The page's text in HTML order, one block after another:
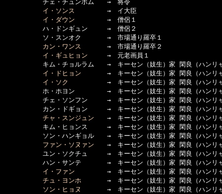
チェ・チュンボム　　→　将令
イ・ソンス →　イ大臣
イ・ダウン →　僧侶１
ハ・ドンギュン　　　→　僧侶２
ソ・スンオク　　　　→　市場通り羅卒１
カン・ワンス →　市場通り羅卒２
イ・ギュヒョン →　元老画員１
キム・チョルラム　　→　キーセン（妓生）家 閑良（ハンリャ
イ・ドヒョン →　キーセン（妓生）家 閑良（ハンリャ
イ・ソク
→　キーセン（妓生）家 閑良（ハンリャ
ホ・ホヨン　　　　　→　キーセン（妓生）家 閑良（ハンリャ
チェ・ソンフン　　　→　キーセン（妓生）家 閑良（ハンリャ
カン・ドギョン　　　→　キーセン（妓生）家 閑良（ハンリャ
チャ・スンジュン →　キーセン（妓生）家 閑良（ハンリ
キム・ヒョンス　　　→　キーセン（妓生）家 閑良（ハンリャ
ソン・ハンギョル　　→　キーセン（妓生）家 閑良（ハンリャ
ファン・ソヌァン →　キーセン（妓生）家 閑良（ハンリ
ユン・ソクチュ　　　→　キーセン（妓生）家 閑良（ハンリャ
ハン・サンテ　　　　→　キーセン（妓生）家 閑良（ハンリャ
イ・ファン →　キーセン（妓生）家 閑良（ハンリャ
チュ・ヨンホ →　キーセン（妓生）家 閑良（ハンリャ
ソン・ヒョヌ
→　キーセン（妓生）家 閑良（ハンリャ